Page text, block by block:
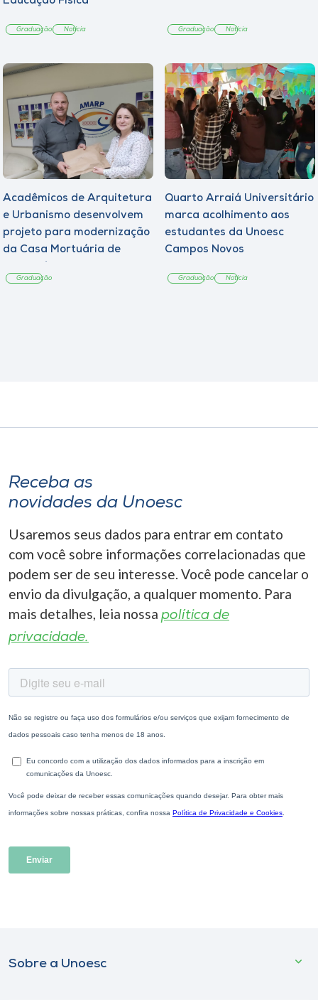
Graduação Notícia Graduação Notícia
Acadêmicos de Arquitetura
e Urbanismo desenvolvem
projeto para modernização
da Casa Mortuária de
Graduação
Quarto Arraiá Universitário
marca acolhimento aos
estudantes da Unoesc
Campos Novos
Graduação Notícia
Receba as
novidades da Unoesc
Usaremos seus dados para entrar em contato
com você sobre informações correlacionadas que
podem ser de seu interesse. Você pode cancelar o
envio da divulgação, a qualquer momento. Para
mais detalhes, leia nossa política de
privacidade.
Sobre a Unoesc